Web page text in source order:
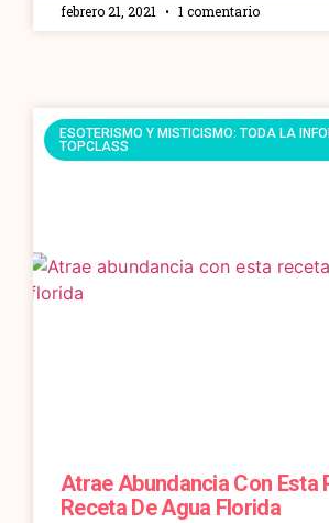
febrero 21, 2021 1 comentario
ESOTERISMO Y MISTICISMO: TODA LA
TOPCLASS
Atrae Abundancia Con Esta
Receta De Agua Florida